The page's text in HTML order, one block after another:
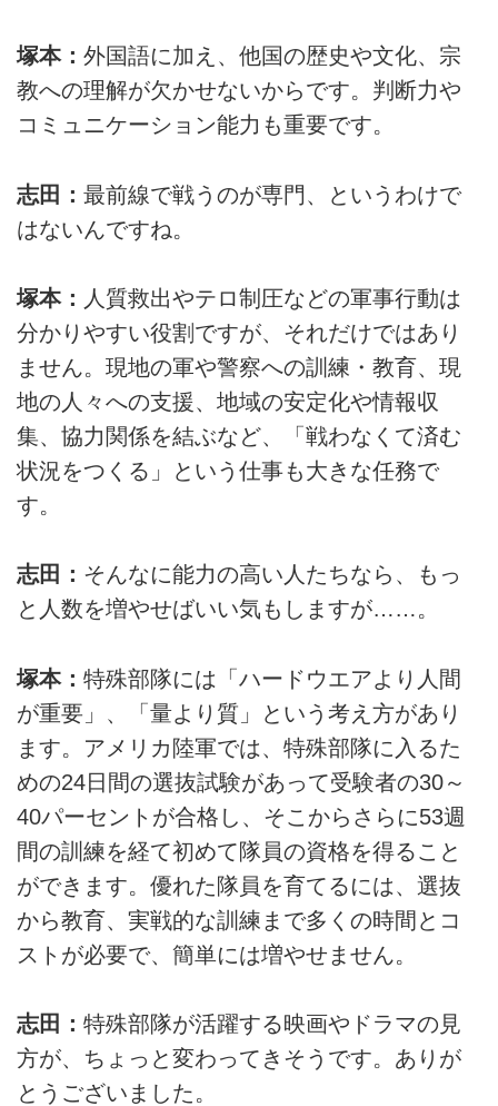
塚本： 外国語に加え、他国の歴史や文化、宗
教への理解が欠かせないからです。判断力や
コミュニケーション能力も重要です。
志田： 最前線で戦うのが専門、というわけで
はないんですね。
塚本： 人質救出やテロ制圧などの軍事行動は
分かりやすい役割ですが、それだけではあり
ません。現地の軍や警察への訓練・教育、現
地の人々への支援、地域の安定化や情報収
集、協力関係を結ぶなど、「戦わなくて済む
状況をつくる」という仕事も大きな任務で
す。
志田： そんなに能力の高い人たちなら、もっ
と人数を増やせばいい気もしますが……。
塚本： 特殊部隊には「ハードウエアより人間
が重要」、「量より質」という考え方があり
ます。アメリカ陸軍では、特殊部隊に入るた
めの24日間の選抜試験があって受験者の30～
40パーセントが合格し、そこからさらに53週
間の訓練を経て初めて隊員の資格を得ること
ができます。優れた隊員を育てるには、選抜
から教育、実戦的な訓練まで多くの時間とコ
ストが必要で、簡単には増やせません。
志田： 特殊部隊が活躍する映画やドラマの見
方が、ちょっと変わってきそうです。ありが
とうございました。